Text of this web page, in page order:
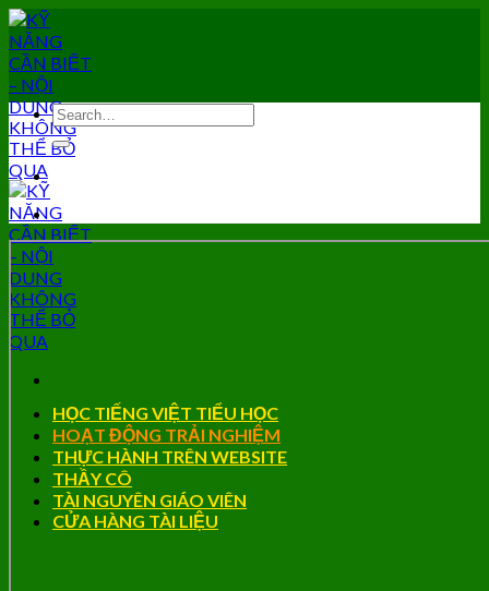
Skip
to
content
HỌC TIẾNG VIỆT TIỂU HỌC
HOẠT ĐỘNG TRẢI NGHIỆM
THỰC HÀNH TRÊN WEBSITE
THẦY CÔ
TÀI NGUYÊN GIÁO VIÊN
CỬA HÀNG TÀI LIỆU